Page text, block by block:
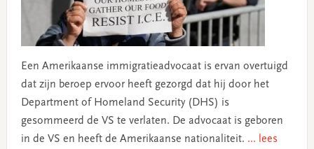
Een Amerikaanse immigratieadvocaat is ervan overtuigd
dat zijn beroep ervoor heeft gezorgd dat hij door het
Department of Homeland Security (DHS) is
gesommeerd de VS te verlaten. De advocaat is geboren
in de VS en heeft de Amerikaanse nationaliteit. ... lees